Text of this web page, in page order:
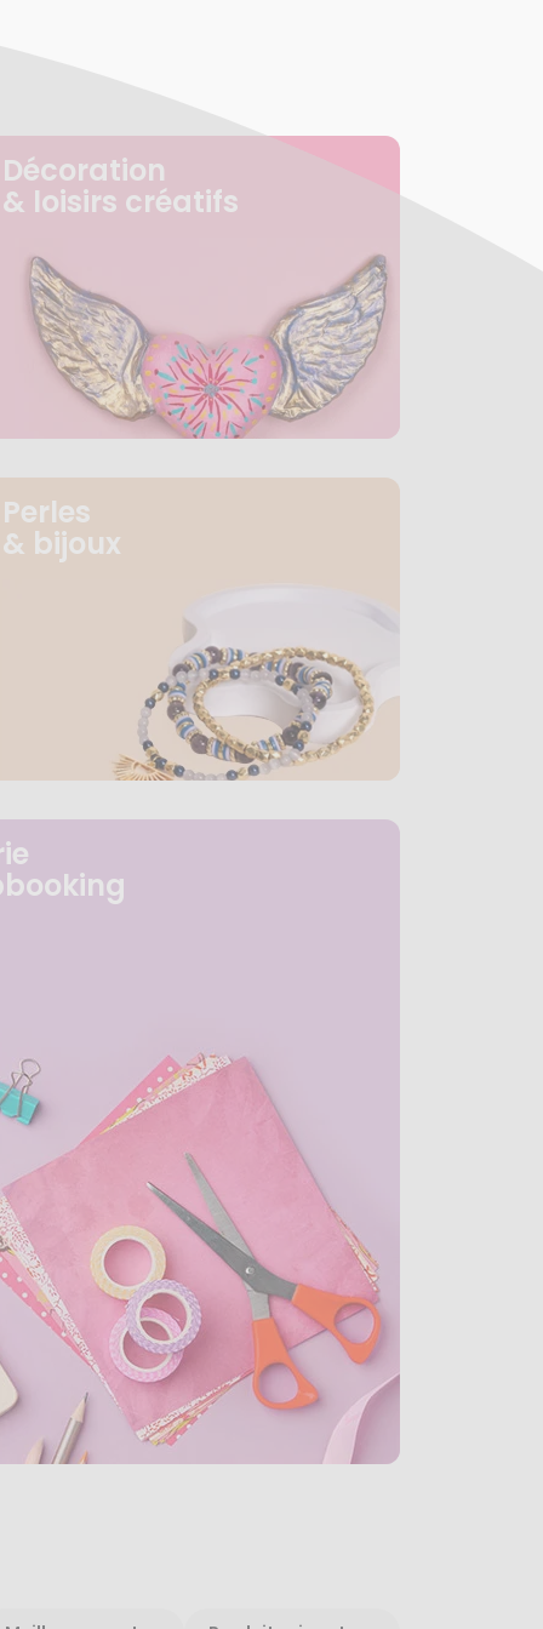
Décoration
& loisirs créatifs
Perles
& bijoux